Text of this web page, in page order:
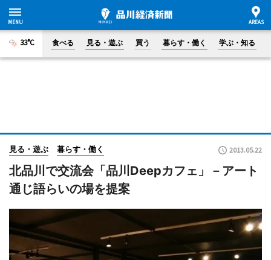
33°C 食べる 見る・遊ぶ 買う 暮らす・働く 学ぶ・知る
見る・遊ぶ 暮らす・働く 2013.05.22
北品川で交流会「品川Deepカフェ」－アート
通じ語らいの場を提案